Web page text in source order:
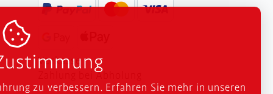
Vorkasse
Zahlung bei Abholung

zu verbessern. Erfahren Sie mehr in unseren